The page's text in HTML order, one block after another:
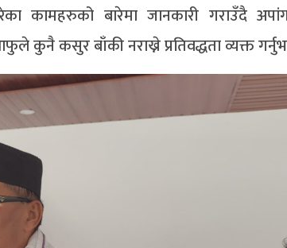
कामहरुको बारेमा जानकारी गराउँदै
कुनै कसुर बाँकी नराख्ने प्रतिवद्धता व्यक्त